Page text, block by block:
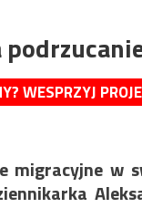
WESPRZYJ
migracyjne w